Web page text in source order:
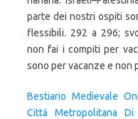
parte dei nostri ospiti
flessibili. 292 a 296;
non fai i compiti per
sono per vacanze e non
Bestiario Medievale
Città Metropolitana